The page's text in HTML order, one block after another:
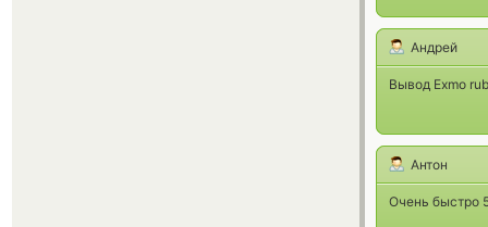
Андрей
Вывод Exmo
Антон
Очень быстро